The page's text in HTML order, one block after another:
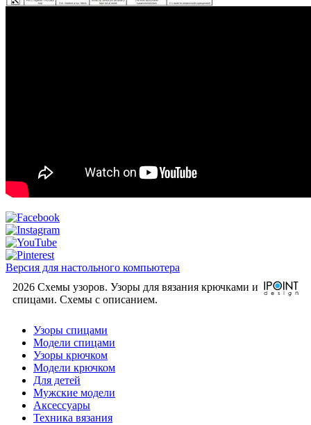
Версия для настольного компьютера
2026 Схемы узоров. Узоры для вязания крючками и
спицами. Cхемы с описанием.
Узоры спицами
Модели спицами
Узоры крючком
Модели крючком
Для детей
Мужские модели
Аксессуары
Техника вязания